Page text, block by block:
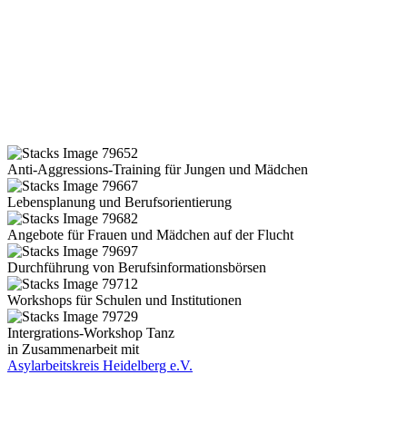
Anti-Aggressions-Training für Jungen und Mädchen
Lebensplanung und Berufsorientierung
Angebote für Frauen und Mädchen auf der Flucht
Durchführung von Berufsinformationsbörsen
Workshops für Schulen und Institutionen
Intergrations-Workshop Tanz
in Zusammenarbeit mit
Asylarbeitskreis Heidelberg e.V.